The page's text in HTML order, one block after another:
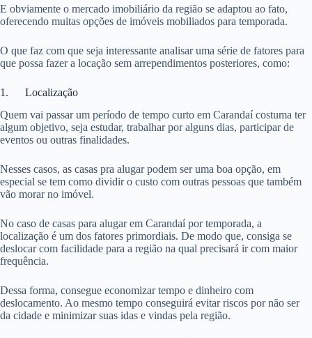
E obviamente o mercado imobiliário da região se adaptou ao fato,
oferecendo muitas opções de imóveis mobiliados para temporada.
O que faz com que seja interessante analisar uma série de fatores para
que possa fazer a locação sem arrependimentos posteriores, como:
1. Localização
Quem vai passar um período de tempo curto em Carandaí costuma ter
algum objetivo, seja estudar, trabalhar por alguns dias, participar de
eventos ou outras finalidades.
Nesses casos, as casas pra alugar podem ser uma boa opção, em
especial se tem como dividir o custo com outras pessoas que também
vão morar no imóvel.
No caso de casas para alugar em Carandaí por temporada, a
localização é um dos fatores primordiais. De modo que, consiga se
deslocar com facilidade para a região na qual precisará ir com maior
frequência.
Dessa forma, consegue economizar tempo e dinheiro com
deslocamento. Ao mesmo tempo conseguirá evitar riscos por não ser
da cidade e minimizar suas idas e vindas pela região.